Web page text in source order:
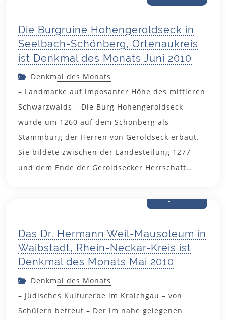
Die Burgruine Hohengeroldseck in
Seelbach-Schönberg, Ortenaukreis
ist Denkmal des Monats Juni 2010
Denkmal des Monats
– Landmarke auf imposanter Höhe des mittleren
Schwarzwalds – Die Burg Hohengeroldseck
wurde um 1260 auf dem Schönberg als
Stammburg der Herren von Geroldseck erbaut.
Sie bildete zwischen der Landesteilung 1277
und dem Ende der Geroldsecker Herrschaft…
Das Dr. Hermann Weil-Mausoleum in
Waibstadt, Rhein-Neckar-Kreis ist
Denkmal des Monats Mai 2010
Denkmal des Monats
– Jüdisches Kulturerbe im Kraichgau – von
Schülern betreut – Der im nahe gelegenen